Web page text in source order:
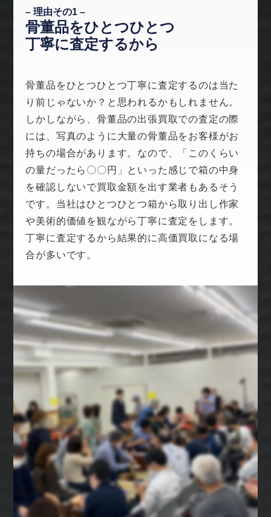
– 理由その1 –
骨董品をひとつひとつ
丁寧に査定するから
骨董品をひとつひとつ丁寧に査定するのは当た
り前じゃないか？と思われるかもしれません。
しかしながら、骨董品の出張買取での査定の際
には、写真のように大量の骨董品をお客様がお
持ちの場合があります。なので、「このくらい
の量だったら〇〇円」といった感じで箱の中身
を確認しないで買取金額を出す業者もあるそう
です。当社はひとつひとつ箱から取り出し作家
や美術的価値を観ながら丁寧に査定をします。
丁寧に査定するから結果的に高価買取になる場
合が多いです。